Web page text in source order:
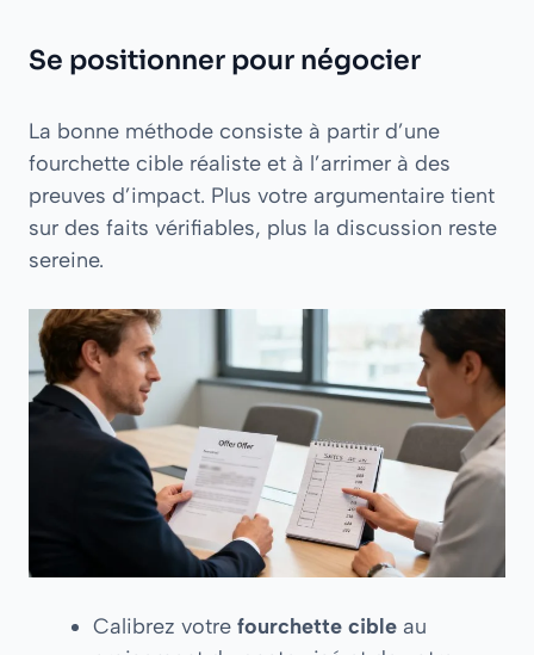
Se positionner pour négocier
La bonne méthode consiste à partir d’une
fourchette cible réaliste et à l’arrimer à des
preuves d’impact. Plus votre argumentaire tient
sur des faits vérifiables, plus la discussion reste
sereine.
Calibrez votre fourchette cible au